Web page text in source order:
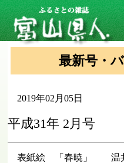
最新号・
2019年02月05日
平成31年 2月号
表紙絵 「春暁」 温